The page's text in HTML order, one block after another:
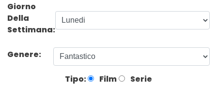
Giorno
Della
Settimana:
Genere:
Tipo: Film Serie